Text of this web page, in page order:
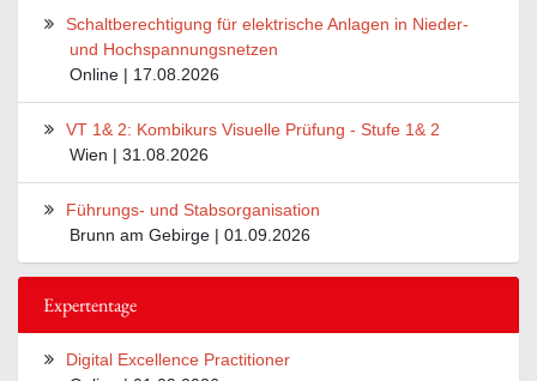
Schaltberechtigung für elektrische Anlagen in Nieder-
und Hochspannungsnetzen
Online | 17.08.2026
VT 1& 2: Kombikurs Visuelle Prüfung - Stufe 1& 2
Wien | 31.08.2026
Führungs- und Stabsorganisation
Brunn am Gebirge | 01.09.2026
Expertentage
Digital Excellence Practitioner